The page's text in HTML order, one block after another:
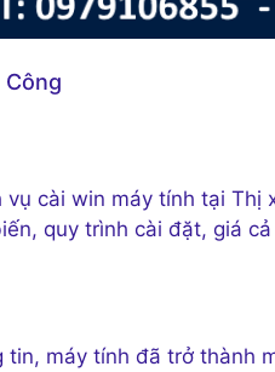
Công
cài win máy tính tại Thị
quy trình cài đặt, giá
máy tính đã trở thành